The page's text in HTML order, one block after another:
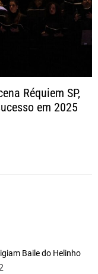
Réquiem SP,
em 2025
Baile do Helinho